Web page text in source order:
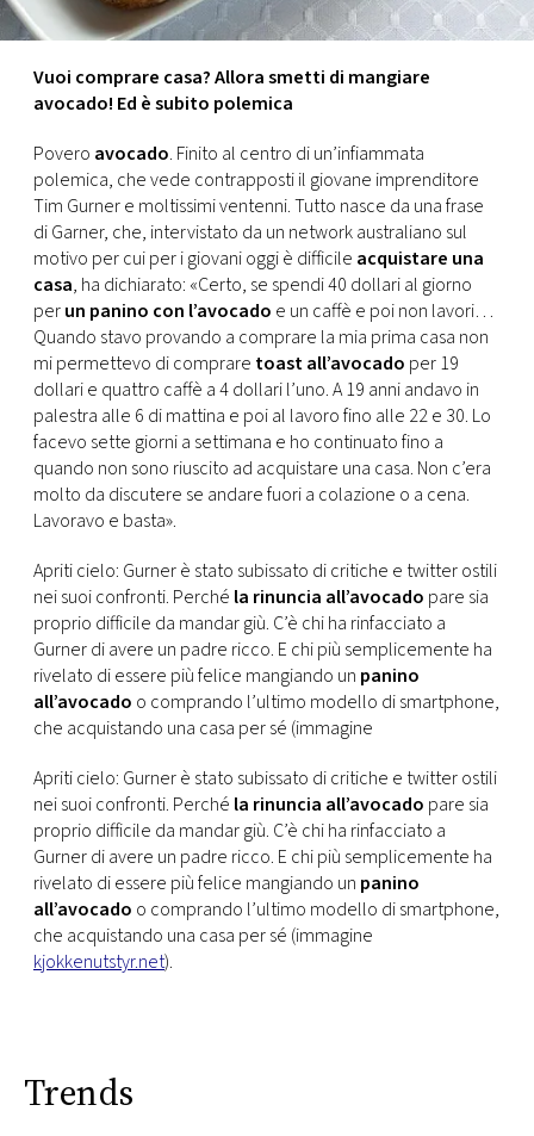
CONSIGLIA
Vuoi comprare casa? Allora smetti di mangiare
avocado! Ed è subito polemica
Povero avocado. Finito al centro di un’infiammata
polemica, che vede contrapposti il giovane imprenditore
Tim Gurner e moltissimi ventenni. Tutto nasce da una frase
di Garner, che, intervistato da un network australiano sul
motivo per cui per i giovani oggi è difficile acquistare una
casa, ha dichiarato: «Certo, se spendi 40 dollari al giorno
perun panino con l’avocado e un caffè e poi non lavori…
Quando stavo provando a comprare la mia prima casa non
mi permettevo di comprare toast all’avocado per 19
dollari e quattro caffè a 4 dollari l’uno. A 19 anni andavo in
palestra alle 6 di mattina e poi al lavoro fino alle 22 e 30. Lo
facevo sette giorni a settimana e ho continuato fino a
quando non sono riuscito ad acquistare una casa. Non c’era
molto da discutere se andare fuori a colazione o a cena.
Lavoravo e basta».
Apriti cielo: Gurner è stato subissato di critiche e twitter ostili
nei suoi confronti. Perché la rinuncia all’avocado pare sia
proprio difficile da mandar giù. C’è chi ha rinfacciato a
Gurner di avere un padre ricco. E chi più semplicemente ha
rivelato di essere più felice mangiando un panino
all’avocado o comprando l’ultimo modello di smartphone,
che acquistando una casa per sé (immagine
Apriti cielo: Gurner è stato subissato di critiche e twitter ostili
nei suoi confronti. Perché la rinuncia all’avocado pare sia
proprio difficile da mandar giù. C’è chi ha rinfacciato a
Gurner di avere un padre ricco. E chi più semplicemente ha
rivelato di essere più felice mangiando un panino
all’avocado o comprando l’ultimo modello di smartphone,
che acquistando una casa per sé (immagine
kjokkenutstyr.net).
Trends